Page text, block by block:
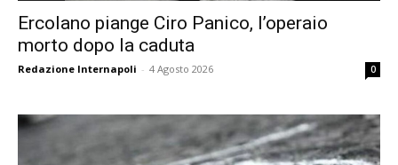
Ercolano piange Ciro Panico, l’operaio
morto dopo la caduta
Redazione Internapoli - 4 Agosto 2026 0